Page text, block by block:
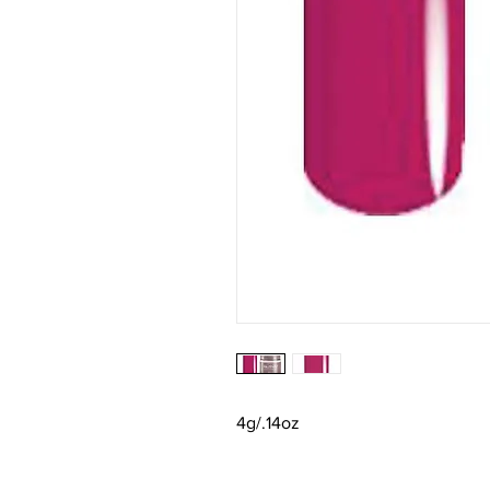
4g/.14oz